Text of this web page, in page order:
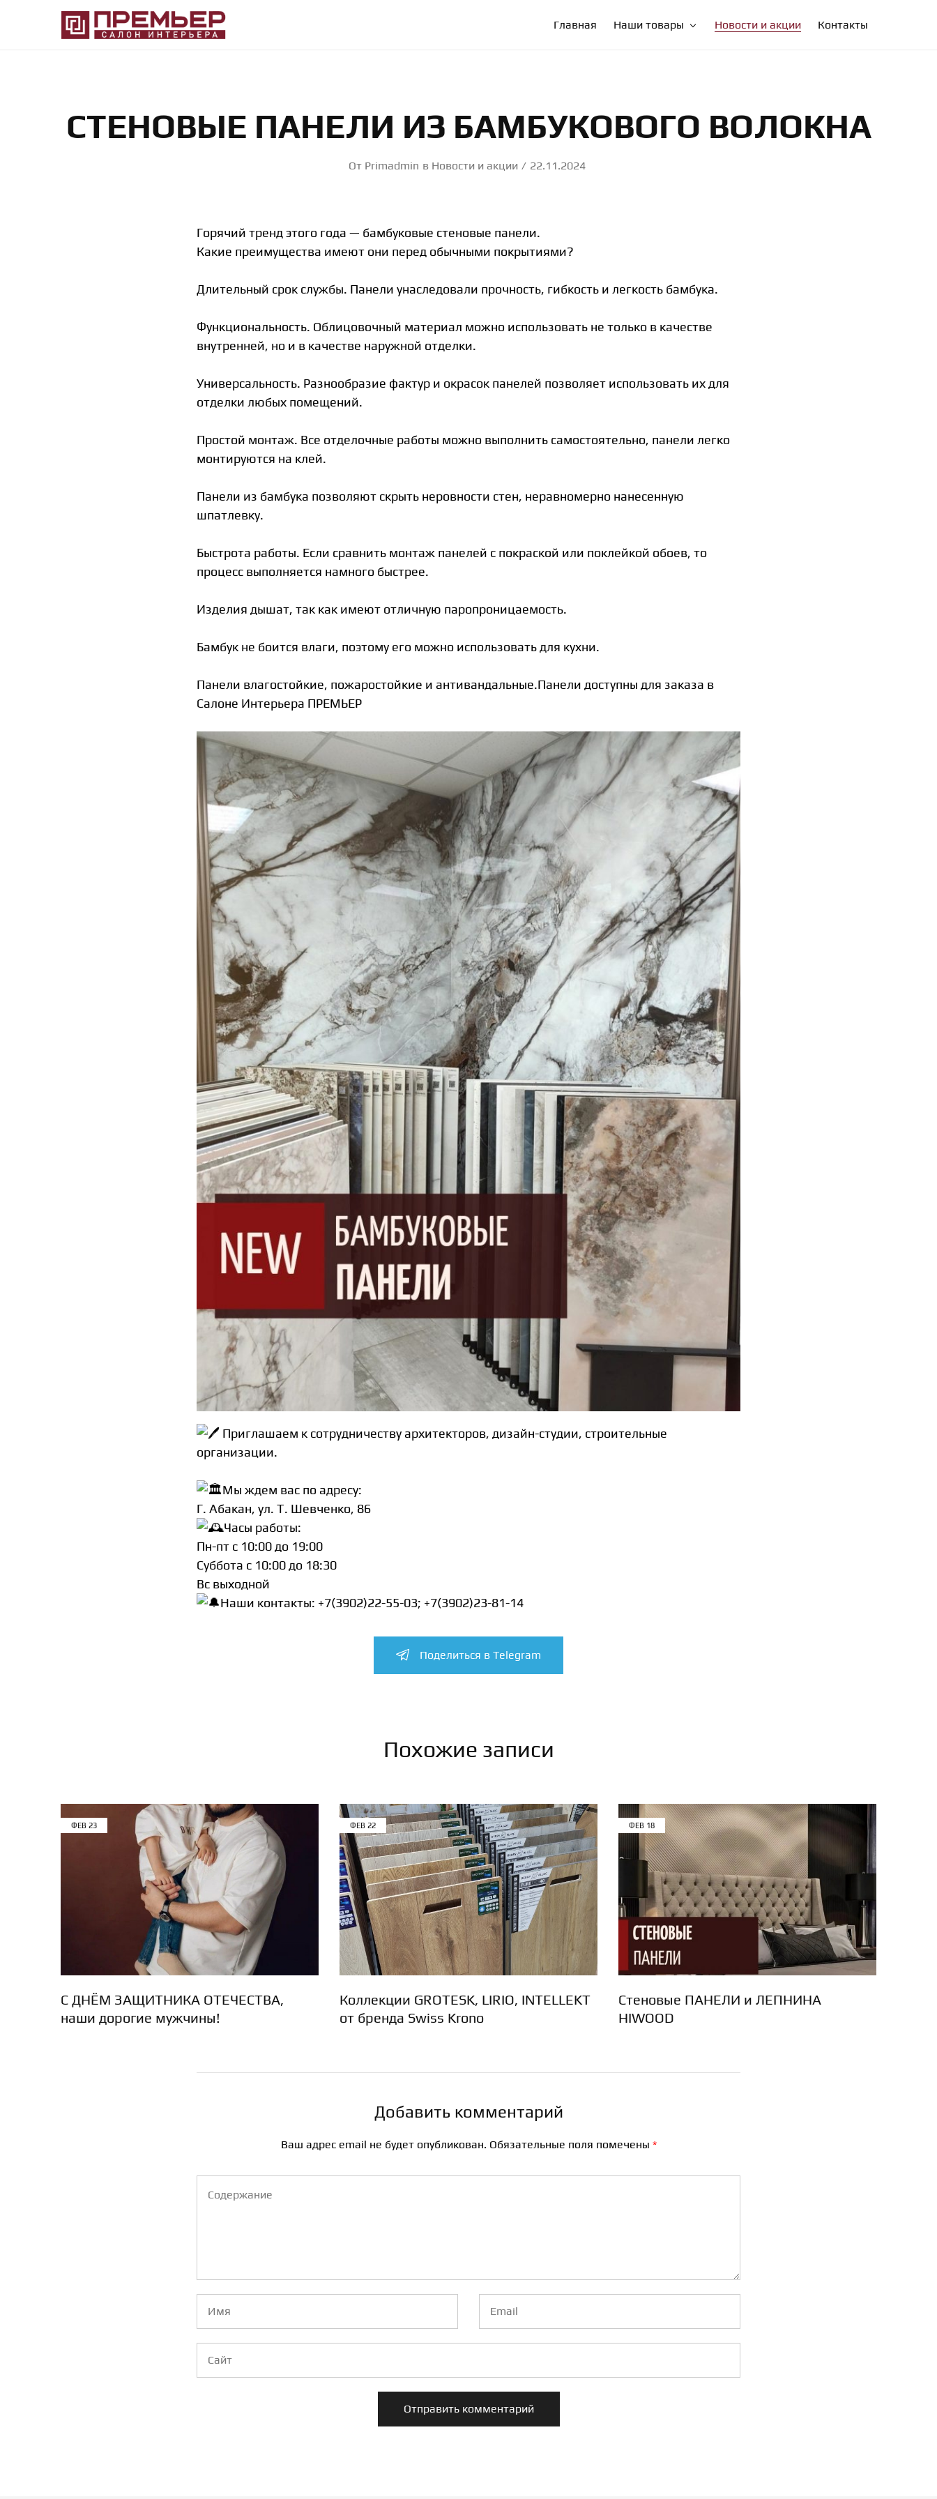
Премьер
—
Крупнейший
в
Главная Наши товары Новости и акции Контакты
СТЕНОВЫЕ ПАНЕЛИ ИЗ БАМБУКОВОГО ВОЛОКНА
От Primadmin в Новости и акции 22.11.2024
Горячий тренд этого года — бамбуковые стеновые панели.
Какие преимущества имеют они перед обычными покрытиями?
Длительный срок службы. Панели унаследовали прочность, гибкость и легкость бамбука.
Функциональность. Облицовочный материал можно использовать не только в качестве
внутренней, но и в качестве наружной отделки.
Универсальность. Разнообразие фактур и окрасок панелей позволяет использовать их для
отделки любых помещений.
Простой монтаж. Все отделочные работы можно выполнить самостоятельно, панели легко
монтируются на клей.
Панели из бамбука позволяют скрыть неровности стен, неравномерно нанесенную
шпатлевку.
Быстрота работы. Если сравнить монтаж панелей с покраской или поклейкой обоев, то
процесс выполняется намного быстрее.
Изделия дышат, так как имеют отличную паропроницаемость.
Бамбук не боится влаги, поэтому его можно использовать для кухни.
Панели влагостойкие, пожаростойкие и антивандальные.Панели доступны для заказа в
Салоне Интерьера ПРЕМЬЕР
Приглашаем к сотрудничеству архитекторов, дизайн-студии, строительные
организации.
Мы ждем вас по адресу:
Г. Абакан, ул. Т. Шевченко, 86
Часы работы:
Пн-пт c 10:00 до 19:00
Суббота с 10:00 до 18:30
Вс выходной
Наши контакты: +7(3902)22-55-03; +7(3902)23-81-14
Поделиться в Telegram
Похожие записи
ФЕВ 23
С ДНЁМ ЗАЩИТНИКА ОТЕЧЕСТВА,
наши дорогие мужчины!
ФЕВ 22
Коллекции GROTESK, LIRIO, INTELLEKT
от бренда Swiss Krono
ФЕВ 18
Стеновые ПАНЕЛИ и ЛЕПНИНА
HIWOOD
Добавить комментарий
Ваш адрес email не будет опубликован. Обязательные поля помечены *